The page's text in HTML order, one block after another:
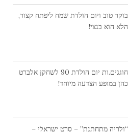
בוקר טוב ויום הולדת שמח ליפתח קצור,
הלא הוא בנצי!
חוגגים.ות יום הולדת 90 לשחקן אלברט
כהן במופע הצדעה מיוחד!
“ולריה מתחתנת” – סרט ישראלי –